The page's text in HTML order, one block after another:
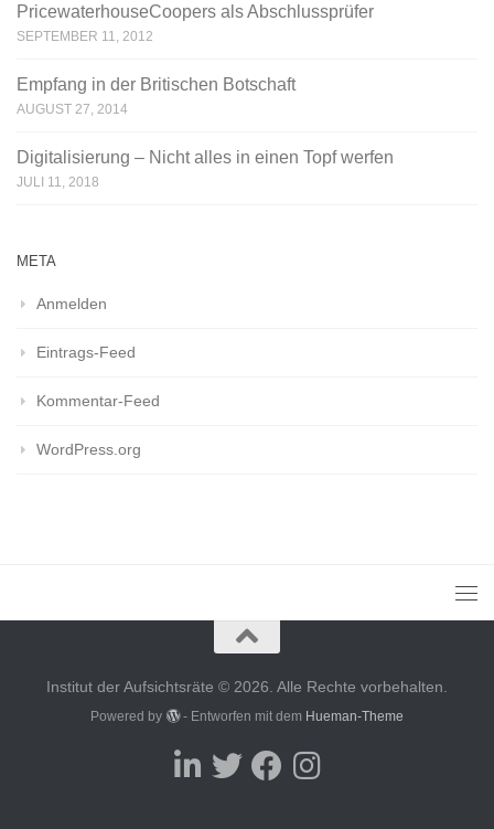
PricewaterhouseCoopers als Abschlussprüfer
SEPTEMBER 11, 2012
Empfang in der Britischen Botschaft
AUGUST 27, 2014
Digitalisierung – Nicht alles in einen Topf werfen
JULI 11, 2018
META
Anmelden
Eintrags-Feed
Kommentar-Feed
WordPress.org
Institut der Aufsichtsräte © 2026. Alle Rechte vorbehalten.
Powered by - Entworfen mit dem Hueman-Theme